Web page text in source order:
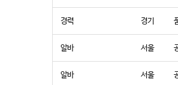
경력 경기
알바 서울
알바 서울